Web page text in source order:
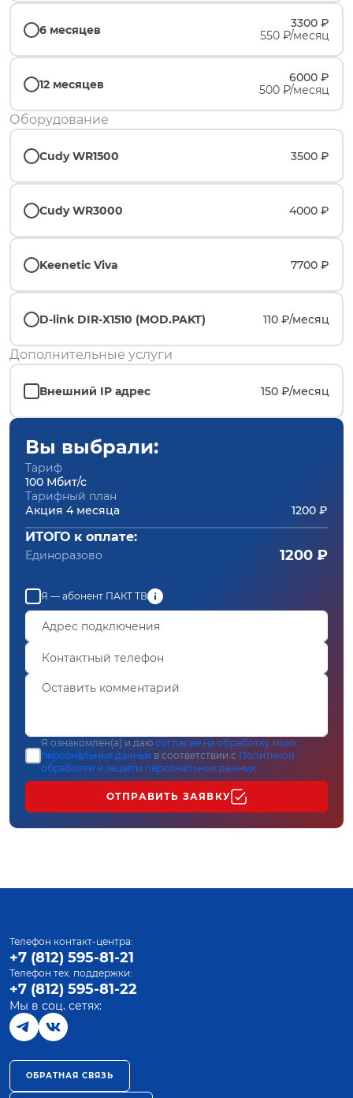
6 месяцев
3300 ₽
550 ₽/месяц
12 месяцев
6000 ₽
500 ₽/месяц
Оборудование
Cudy WR1500 3500 ₽
Cudy WR3000 4000 ₽
Keenetic Viva 7700 ₽
D-link DIR-X1510 (MOD.PAKT) 110 ₽/месяц
Дополнительные услуги
Внешний IP адрес 150 ₽/месяц
Вы выбрали:
Тариф
100 Мбит/с
Тарифный план
Акция 4 месяца
1200 ₽
ИТОГО к оплате:
Единоразово 1200 ₽
Я — абонент ПАКТ ТВ
Я ознакомлен(а) и даю согласие на обработку моих
персональных данных в соответствии с Политикой
обработки и защиты персональных данных
ОТПРАВИТЬ ЗАЯВКУ
Телефон контакт-центра:
+7 (812) 595-81-21
Телефон тех. поддержки:
+7 (812) 595-81-22
Мы в соц. сетях:
ОБРАТНАЯ СВЯЗЬ